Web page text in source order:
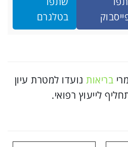
בטלגרם
בריאותנועדו למטרת עיון
לייעוץ רפואי.